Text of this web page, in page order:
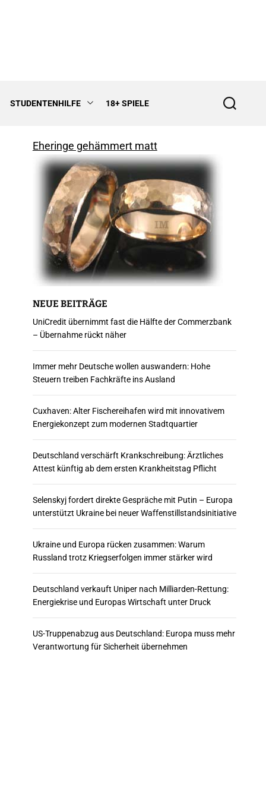
STUDENTENHILFE 18+ SPIELE
S
Eheringe gehämmert matt
NEUE BEITRÄGE
UniCredit übernimmt fast die Hälfte der Commerzbank
– Übernahme rückt näher
Immer mehr Deutsche wollen auswandern: Hohe
Steuern treiben Fachkräfte ins Ausland
Cuxhaven: Alter Fischereihafen wird mit innovativem
Energiekonzept zum modernen Stadtquartier
Deutschland verschärft Krankschreibung: Ärztliches
Attest künftig ab dem ersten Krankheitstag Pflicht
Selenskyj fordert direkte Gespräche mit Putin – Europa
unterstützt Ukraine bei neuer Waffenstillstandsinitiative
Ukraine und Europa rücken zusammen: Warum
Russland trotz Kriegserfolgen immer stärker wird
Deutschland verkauft Uniper nach Milliarden-Rettung:
Energiekrise und Europas Wirtschaft unter Druck
US-Truppenabzug aus Deutschland: Europa muss mehr
Verantwortung für Sicherheit übernehmen